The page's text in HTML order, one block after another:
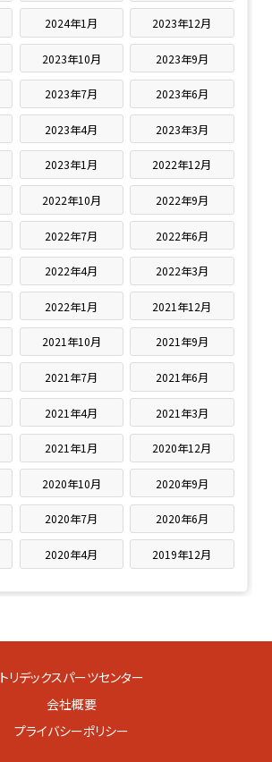
2024年1月 2023年12月
2023年10月 2023年9月
2023年7月 2023年6月
2023年4月 2023年3月
2023年1月 2022年12月
2022年10月 2022年9月
2022年7月 2022年6月
2022年4月 2022年3月
2022年1月 2021年12月
2021年10月 2021年9月
2021年7月 2021年6月
2021年4月 2021年3月
2021年1月 2020年12月
2020年10月 2020年9月
2020年7月 2020年6月
2020年4月 2019年12月
トリデックスパーツセンター
会社概要
プライバシーポリシー